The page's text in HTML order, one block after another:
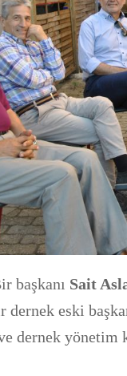
başkanı Sait
dernek eski
dernek yönetim